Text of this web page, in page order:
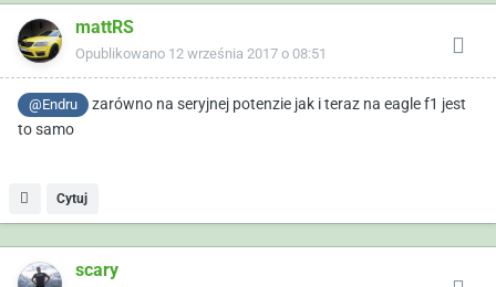
mattRS
Opublikowano 12 września 2017 o 08:51
@Endru
zarówno na seryjnej potenzie jak i teraz na eagle f1 jest
to samo
Cytuj
scary